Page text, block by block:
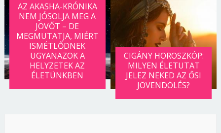
AZ AKASHA-KRÓNIKA
NEM JÓSOLJA MEG A
JÖVŐT – DE
MEGMUTATJA, MIÉRT
ISMÉTLŐDNEK
UGYANAZOK A
HELYZETEK AZ
ÉLETÜNKBEN
CIGÁNY HOROSZKÓP:
MILYEN ÉLETUTAT
JELEZ NEKED AZ ŐSI
JÖVENDÖLÉS?